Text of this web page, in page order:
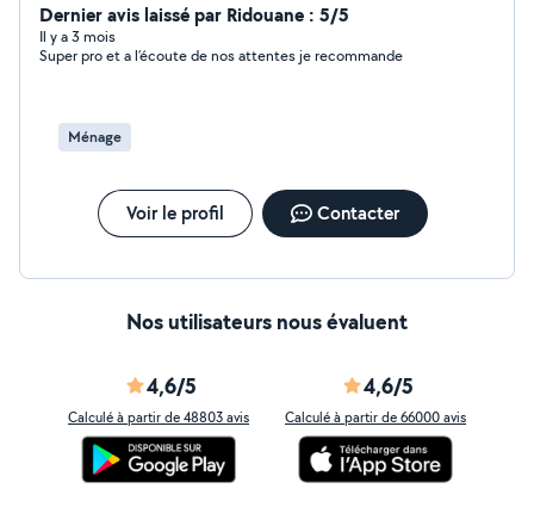
durée (Airbnb, gîtes, etc.) ainsi que l'entretien régulier
ou ponctuel de votre maison. Sérieuse, organisée et
appliquée, j'ai un bac professionnel accompagnement
hygiène et respect des lieux. Je m'adapte à vos besoins
et vos horaires, pour un logement toujours propre et
Dernier avis laissé par Ridouane : 5/5
Il y a 3 mois
Super pro et a l’écoute de nos attentes je recommande
Ménage
Voir le profil Contacter
Nos utilisateurs nous évaluent
4,6/5
Calculé à partir de 48803 avis
4,6/5
Calculé à partir de 66000 avis